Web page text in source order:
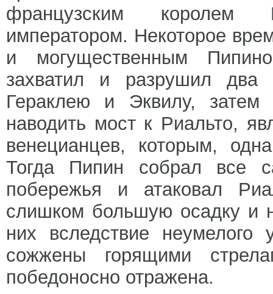
французским королем
императором. Некоторое
и могущественным
захватил и разрушил два
Гераклею и Эквилу,
наводить мост к Риальто,
венецианцев, которым,
Тогда Пипин собрал все
побережья и атаковал
слишком большую осадку и
них вследствие
сожжены горящими
победоносно отражена.